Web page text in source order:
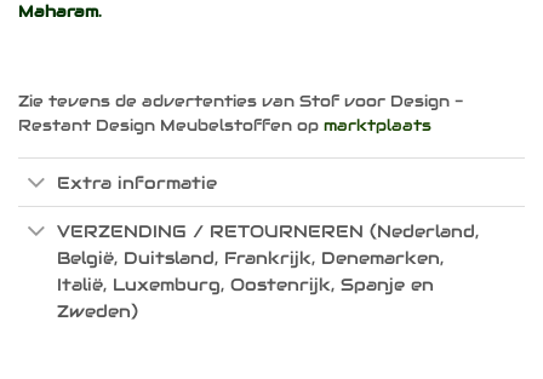
Maharam.
Zie tevens de advertenties van Stof voor Design -
Restant Design Meubelstoffen op marktplaats
Extra informatie
VERZENDING / RETOURNEREN (Nederland,
België, Duitsland, Frankrijk, Denemarken,
Italië, Luxemburg, Oostenrijk, Spanje en
Zweden)